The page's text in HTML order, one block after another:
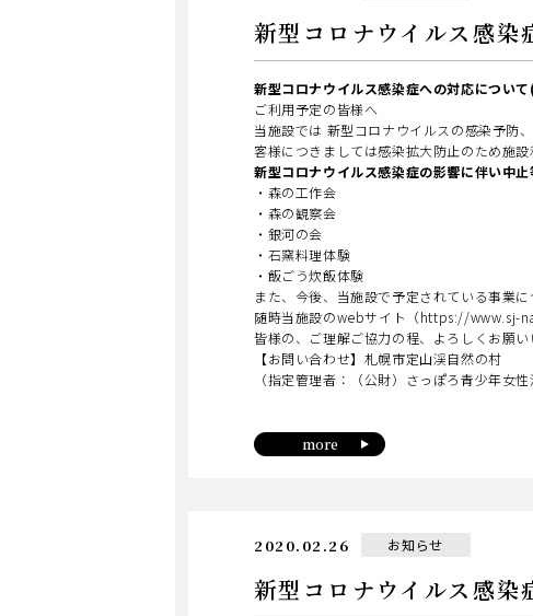
リ
ー
新型コロナウイルス
新型コロナウイルス感染症への対応につい
ご利用予定の皆様へ
当施設では 新型コロナウイルスの感染予防
客様につきましては感染拡大防止のため施
新型コロナウイルス感染症の影響に伴い中
・森の工作会
・森の観察会
・銀河の会
・石窯料理体験
・飯ごう炊飯体験
また、今後、当施設で予定されている事業
随時当施設のwebサイト（https://www.sj-
皆様の、ご理解ご協力の程、よろしくお願い
【お問い合わせ】札幌市定山渓自然の村
（指定管理者：（公財）さっぽろ青少年女
more
2020.02.26 お知らせカ
リ
ー
新型コロナウイルス感染